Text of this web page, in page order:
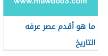
ما هو أقدم عصر عرفه
التاريخ